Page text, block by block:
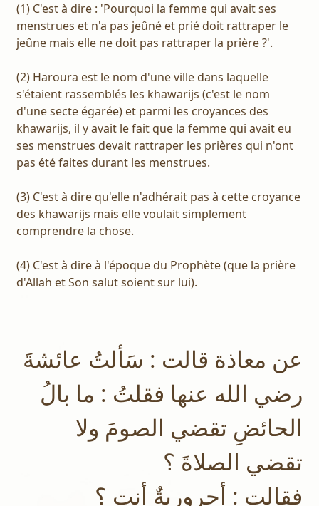
(1) C'est à dire : 'Pourquoi la femme qui avait ses
menstrues et n'a pas jeûné et prié doit rattraper le
jeûne mais elle ne doit pas rattraper la prière ?'.
(2) Haroura est le nom d'une ville dans laquelle
s'étaient rassemblés les khawarijs (c'est le nom
d'une secte égarée) et parmi les croyances des
khawarijs, il y avait le fait que la femme qui avait eu
ses menstrues devait rattraper les prières qui n'ont
pas été faites durant les menstrues.
(3) C'est à dire qu'elle n'adhérait pas à cette croyance
des khawarijs mais elle voulait simplement
comprendre la chose.
(4) C'est à dire à l'époque du Prophète (que la prière
d'Allah et Son salut soient sur lui).
عن معاذة قالت : سَألتُ عائشةَ
رضي الله عنها فقلتُ : ما بالُ
الحائضِ تقضي الصومَ ولا
تقضي الصلاةَ ؟
فقالت : أحروريةٌ أنت ؟